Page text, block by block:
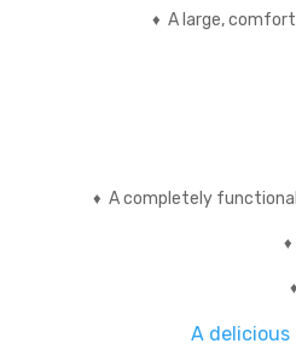
♦A large,
♦A completely
A